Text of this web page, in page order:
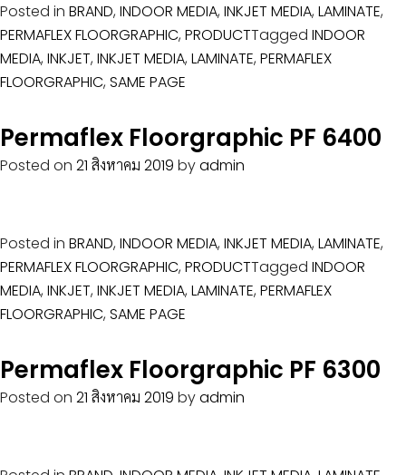
Posted in BRAND, INDOOR MEDIA, INKJET MEDIA, LAMINATE,
PERMAFLEX FLOORGRAPHIC, PRODUCTTagged INDOOR
MEDIA, INKJET, INKJET MEDIA, LAMINATE, PERMAFLEX
FLOORGRAPHIC, SAME PAGE
Permaflex Floorgraphic PF 6400
Posted on 21 สิงหาคม 2019 byadmin
Posted in BRAND, INDOOR MEDIA, INKJET MEDIA, LAMINATE,
PERMAFLEX FLOORGRAPHIC, PRODUCTTagged INDOOR
MEDIA, INKJET, INKJET MEDIA, LAMINATE, PERMAFLEX
FLOORGRAPHIC, SAME PAGE
Permaflex Floorgraphic PF 6300
Posted on 21 สิงหาคม 2019 byadmin